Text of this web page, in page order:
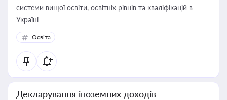
системи вищої освіти, освітніх рівнів та кваліфікацій в
Україні
Освіта
Декларування іноземних доходів